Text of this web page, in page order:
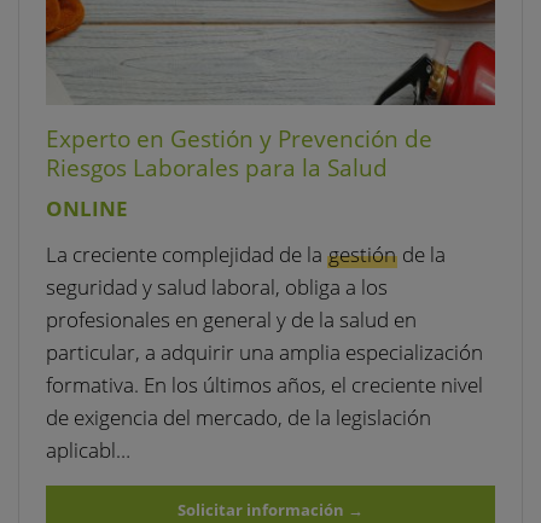
Experto en Gestión y Prevención de
Riesgos Laborales para la Salud
ONLINE
La creciente complejidad de la gestiónde la
seguridad y salud laboral, obliga a los
profesionales en general y de la salud en
particular, a adquirir una amplia especialización
formativa. En los últimos años, el creciente nivel
de exigencia del mercado, de la legislación
aplicabl…
Solicitar información →